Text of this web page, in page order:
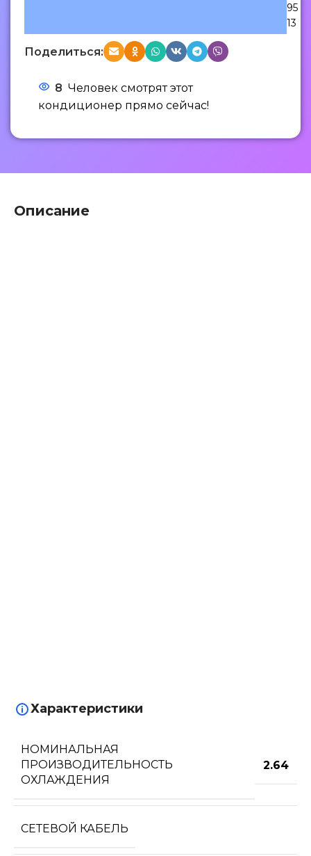
95
13
Поделиться:
8 Человек смотрят этот
кондиционер прямо сейчас!
Описание
Характеристики
НОМИНАЛЬНАЯ
ПРОИЗВОДИТЕЛЬНОСТЬ
ОХЛАЖДЕНИЯ
2.64
СЕТЕВОЙ КАБЕЛЬ